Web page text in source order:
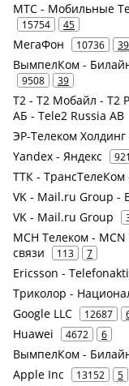
МТС - Мобильные
15754 45
МегаФон 10736 39
ВымпелКом -
9508 39
Т2 - Т2 Мобайл - Т2
АБ - Tele2 Russia AB
ЭР-Телеком
Yandex - Яндекс
ТТК - ТрансТелеКом
VK - Mail.ru Group -
VK - Mail.ru Group
МСН Телеком - MCN
связи
113 7
Ericsson -
Триколор -
Google LLC 12687
Huawei 4672 6
ВымпелКом -
Apple Inc 13152 5